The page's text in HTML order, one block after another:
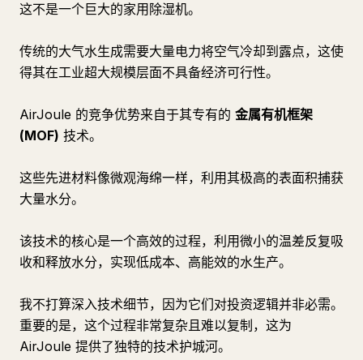
这不是一个巨大的家用除湿机。
传统的大气水生成需要大量电力将空气冷却到露点，这使
得其在工业超大规模层面不具备经济可行性。
AirJoule 的竞争优势来自于其专有的 金属有机框架
(MOF) 技术。
这些先进材料像微观海绵一样，利用其极高的表面积捕获
大量水分。
该技术的核心是一个高效的过程，利用微小的温差反复吸
收和释放水分，实现低成本、高能效的水生产。
我不打算深入技术细节，因为它们对投资逻辑并非必需。
重要的是，这个过程非常复杂且难以复制，这为
AirJoule 提供了独特的技术护城河。